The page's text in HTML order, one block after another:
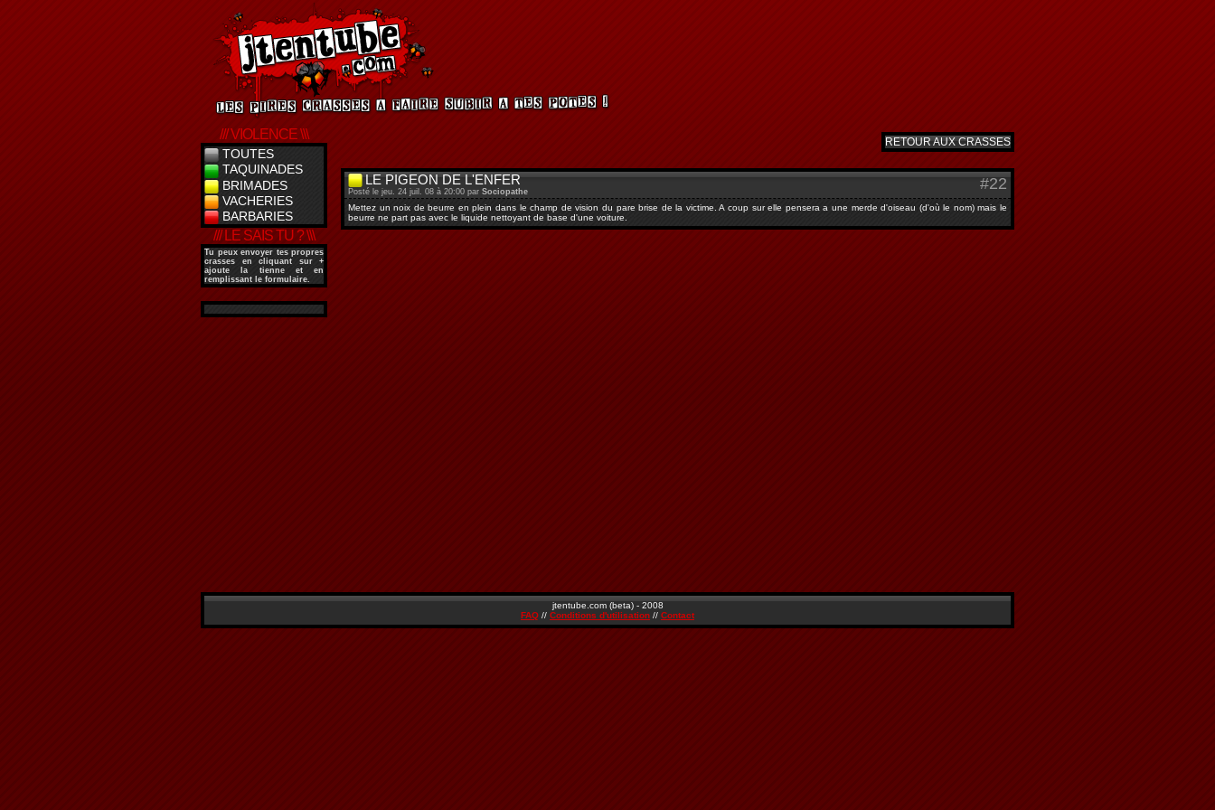
/// VIOLENCE \\\
TOUTES
TAQUINADES
BRIMADES
VACHERIES
BARBARIES
/// LE SAIS TU ? \\\
Tu peux envoyer tes propres
crasses en cliquant sur +
ajoute la tienneet en
remplissant le formulaire.
RETOUR AUX CRASSES
LE PIGEON DE L'ENFER
Posté le jeu. 24 juil. 08 à 20:00 par Sociopathe #22
Mettez un noix de beurre en plein dans le champ de vision du pare brise de la victime. A coup sur elle pensera a une merde d'oiseau (d'où le nom) mais le
beurre ne part pas avec le liquide nettoyant de base d'une voiture.
jtentube.com (beta) - 2008
FAQ // Conditions d'utilisation // Contact